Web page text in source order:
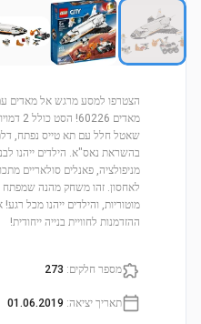
הצטרפו למסע מרגש אל מאדים
מאדים
שאטל חלל עם תא טייס נפתח,
בהשראת נאס"א. הילדים ייהנו
לאחסון. זהו משחק מהנה שמפתח
מוטוריות, והילדים ייהנו מכל
ההזדמנות לחוויית בנייה ייחודית!
מספר חלקים:
273
תאריך יציאה:
01.06.2019